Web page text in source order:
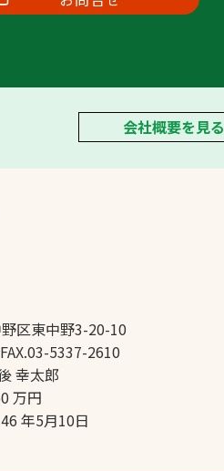
会社概要を見る
区東中野3-20-10
5337-2610
幸太郎
万円
年5月10日